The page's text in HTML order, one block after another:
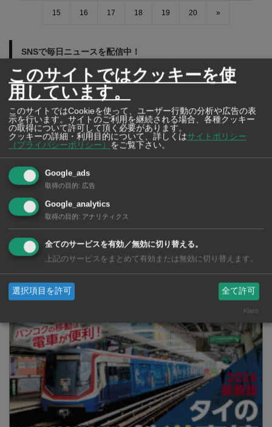
15 16 17 18 19 20 »
SNSで毎日ニュースを配信中！
市販薬 2026年最新版！
このサイトではクッキーを使
用しています。
このサイトではCookieを使って、ユーザー行動の分析や広告の表
示を行います。サイトのご利用を継続される場合、各種クッキー
の取得について許可して頂く必要があります。
クッキーの詳細・利用目的について、詳しくはサイトポリシー
（プライバシーポリシー）
をご覧下さい。
Google_ads
取得の目的: 広告
Google_analytics
取得の目的: アナリティクス
全てのサービスを有効／無効に切り替える。
上記のサービスをまとめて有効または無効に切り替えます。
選択項目を許可 全て許可
Klaro